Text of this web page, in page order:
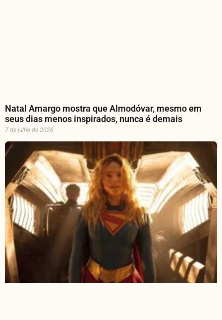
Natal Amargo mostra que Almodóvar, mesmo em
seus dias menos inspirados, nunca é demais
7 de julho de 2026